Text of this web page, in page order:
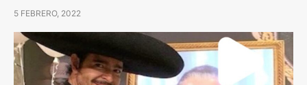
5 FEBRERO, 2022